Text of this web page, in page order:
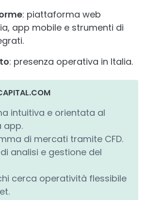
: piattaforma web
app mobile e strumenti di
: presenza operativa in Italia.
intuitiva e orientata al
app.
di mercati tramite CFD.
analisi e gestione del
cerca operatività flessibile